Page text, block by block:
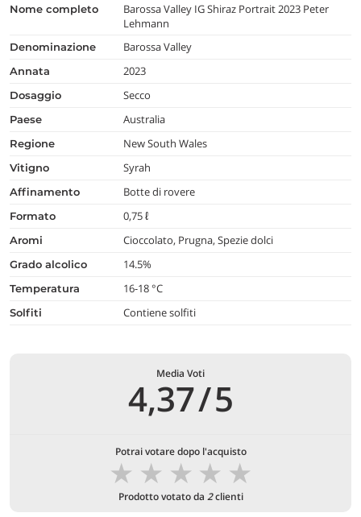
nome completo
Barossa Valley IG Shiraz Portrait 2023 Peter
Lehmann
denominazione Barossa Valley
annata 2023
dosaggio Secco
paese Australia
regione New South Wales
vitigno Syrah
affinamento Botte di rovere
formato 0,75 ℓ
aromi Cioccolato, Prugna, Spezie dolci
grado alcolico 14.5%
temperatura 16-18 °C
Solfiti Contiene solfiti
Media Voti
4,37/5
Potrai votare dopo l'acquisto
★
★
★
★
★
Prodotto votato da 2clienti